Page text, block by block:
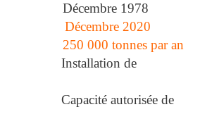
Décembre 1978
Décembre 2020
250 000 tonnes par an
Installation de
Capacité autorisée de